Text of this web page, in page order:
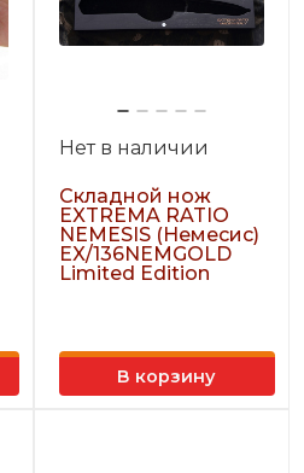
Нет в наличии
Складной нож
EXTREMA RATIO
NEMESIS (Немесис)
EX/136NEMGOLD
Limited Edition
В корзину